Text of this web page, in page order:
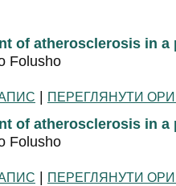
of atherosclerosis in
Folusho
| ПЕРЕГЛЯНУТИ
of atherosclerosis in
Folusho
| ПЕРЕГЛЯНУТИ